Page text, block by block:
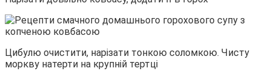
Цибулю очистити, нарізати тонкою соломкою. Чисту
моркву натерти на крупній тертці